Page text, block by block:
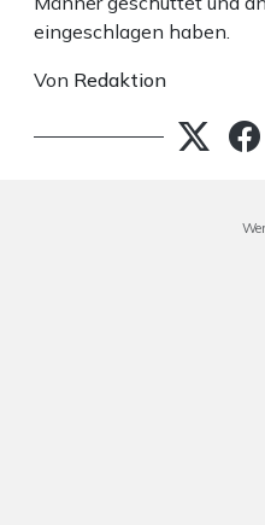
eingeschlagen haben.
Von Redaktion